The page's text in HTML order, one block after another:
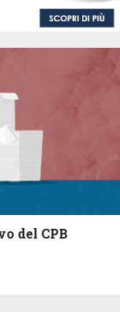
del CPB